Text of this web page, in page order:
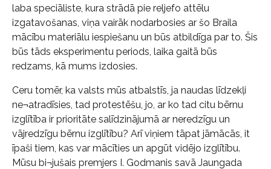
laba speciāliste, kura strādā pie reljefo attēlu
izgatavošanas, viņa vairāk nodarbosies ar šo Braila
mācību materiālu iespiešanu un būs atbildīga par to. Šis
būs tāds eksperimentu periods, laika gaitā būs
redzams, kā mums izdosies.
Ceru tomēr, ka valsts mūs atbalstīs, ja naudas līdzekļi
ne¬atradīsies, tad protestēšu, jo, ar ko tad citu bērnu
izglītība ir prioritāte salīdzinājumā ar neredzīgu un
vājredzīgu bērnu izglītību? Arī viņiem tāpat jāmācās, it
īpaši tiem, kas var mācīties un apgūt vidējo izglītību.
Mūsu bi¬jušais premjers I. Godmanis savā Jaungada